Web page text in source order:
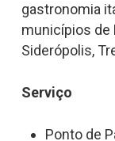
gastronomia
municípios de
Siderópolis,
Serviço
Ponto de